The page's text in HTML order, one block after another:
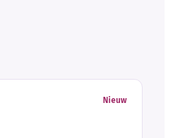
Nieuw